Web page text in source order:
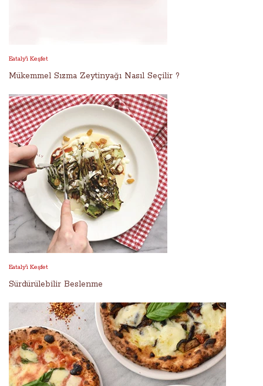
Eataly'i Keşfet
Mükemmel Sızma Zeytinyağı Nasıl Seçilir ?
Eataly'i Keşfet
Sürdürülebilir Beslenme